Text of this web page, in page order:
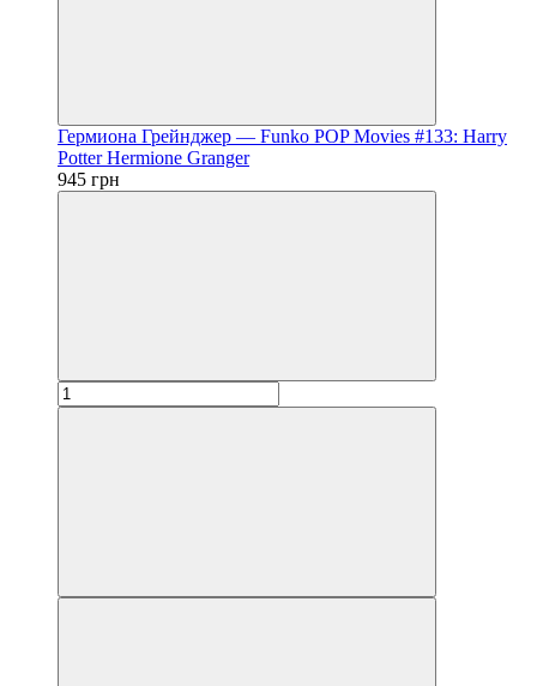
Гермиона Грейнджер — Funko POP Movies #133: Harry
Potter Hermione Granger
945 грн